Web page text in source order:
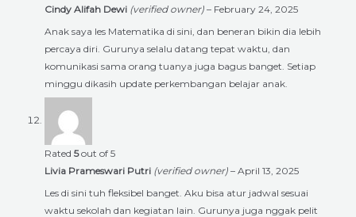
Cindy Alifah Dewi (verified owner) – February 24, 2025
Anak saya les Matematika di sini, dan beneran bikin dia lebih
percaya diri. Gurunya selalu datang tepat waktu, dan
komunikasi sama orang tuanya juga bagus banget. Setiap
minggu dikasih update perkembangan belajar anak.
Rated 5out of 5
Livia Prameswari Putri (verified owner) – April 13, 2025
Les di sini tuh fleksibel banget. Aku bisa atur jadwal sesuai
waktu sekolah dan kegiatan lain. Gurunya juga nggak pelit